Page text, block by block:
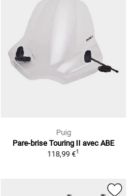
Puig
Pare-brise Touring II avec ABE
118,99 €1